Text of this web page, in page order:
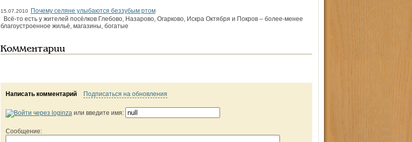
15.07.2010
Почему селяне улыбаются беззубым ртом
Всё-то есть у жителей посёлков Глебово, Назарово, Огарково, Искра Октября и Покров – более-менее
благоустроенное жильё, магазины, богатые
Комментарии
Написать комментарий Подписаться на обновления
или введите имя:
Сообщение: